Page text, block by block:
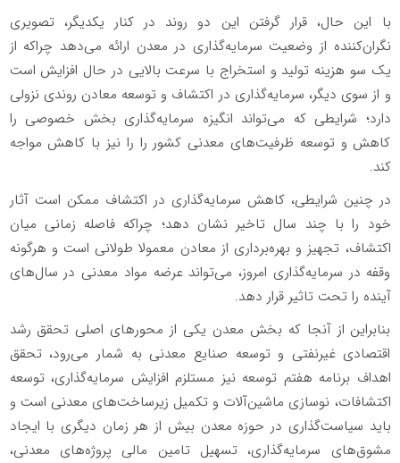
با این حال، قرار گرفتن این دو روند در کنار یکدیگر، تصویری
نگران‌کننده از وضعیت سرمایه‌گذاری در معدن ارائه می‌دهد چراکه از
یک سو هزینه تولید و استخراج با سرعت بالایی در حال افزایش است
و از سوی دیگر، سرمایه‌گذاری در اکتشاف و توسعه معادن روندی نزولی
دارد؛ شرایطی که می‌تواند انگیزه سرمایه‌گذاری بخش خصوصی را
کاهش و توسعه ظرفیت‌های معدنی کشور را را نیز با کاهش مواجه
کند.
در چنین شرایطی، کاهش سرمایه‌گذاری در اکتشاف ممکن است آثار
خود را با چند سال تاخیر نشان دهد؛ چراکه فاصله زمانی میان
اکتشاف، تجهیز و بهره‌برداری از معادن معمولا طولانی است و هرگونه
وقفه در سرمایه‌گذاری امروز، می‌تواند عرضه مواد معدنی در سال‌های
آینده را تحت تاثیر قرار دهد.
بنابراین از آنجا که بخش معدن یکی از محورهای اصلی تحقق رشد
اقتصادی غیرنفتی و توسعه صنایع معدنی به شمار می‌رود، تحقق
اهداف برنامه هفتم توسعه نیز مستلزم افزایش سرمایه‌گذاری، توسعه
اکتشافات، نوسازی ماشین‌آلات و تکمیل زیرساخت‌های معدنی است و
باید سیاست‌گذاری در حوزه معدن بیش از هر زمان دیگری با ایجاد
مشوق‌های سرمایه‌گذاری، تسهیل تامین مالی پروژه‌های معدنی،